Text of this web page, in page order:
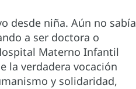
desde niña. Aún no sabía
a ser doctora o
Materno Infantil
la verdadera vocación
y solidaridad,